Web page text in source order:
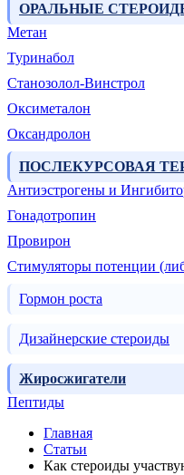
ОРАЛЬНЫЕ
Метан
Туринабол
Станозолол-Винстрол
Оксиметалон
Оксандролон
ПОСЛЕКУРСОВАЯ
Антиэстрогены и
Гонадотропин
Провирон
Стимуляторы потенции
Гормон роста
Дизайнерские стероиды
Жиросжигатели
Пептиды
Главная
Статьи
Как стероиды